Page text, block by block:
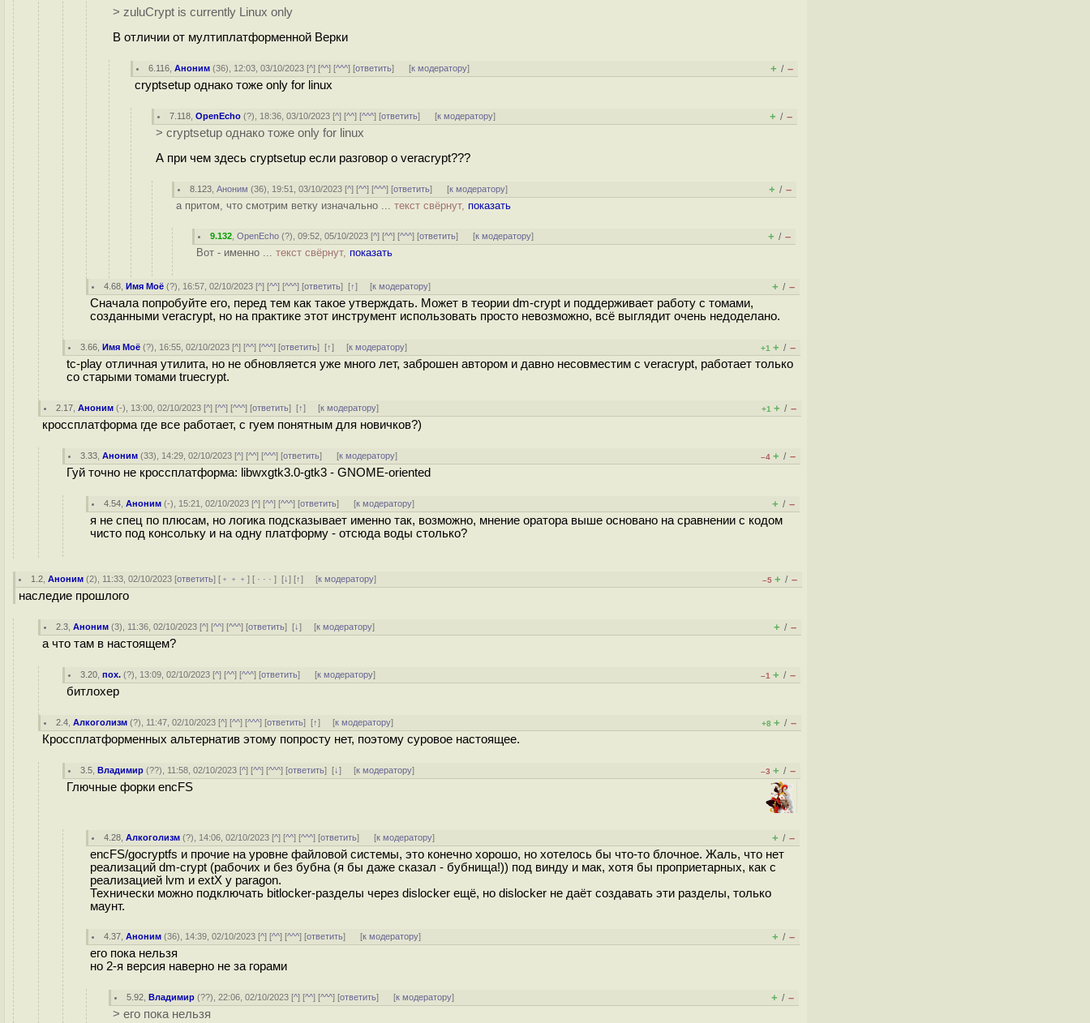
> zuluCrypt is currently Linux only
В отличии от мултиплатформенной Верки
6.116 ,Аноним (36), 12:03, 03/10/2023 [^] [^^] [^^^] [ответить] [к модератору] + / –
cryptsetup однако тоже only for linux
7.118 ,OpenEcho (?), 18:36, 03/10/2023 [^] [^^] [^^^] [ответить] [к модератору] + / –
> cryptsetup однако тоже only for linux
А при чем здесь cryptsetup если разговор о veracrypt???
8.123 ,Аноним (36), 19:51, 03/10/2023 [^] [^^] [^^^] [ответить] [к модератору] + / –
а притом, что смотрим ветку изначально ... текст свёрнут, показать
9.132 ,OpenEcho (?), 09:52, 05/10/2023 [^] [^^] [^^^] [ответить] [к модератору] + / –
Вот - именно ... текст свёрнут, показать
4.68 ,Имя Моё (?), 16:57, 02/10/2023 [^] [^^] [^^^] [ответить][↑] [к модератору] + / –
Сначала попробуйте его, перед тем как такое утверждать. Может в теории dm-crypt и поддерживает работу с томами,
созданными veracrypt, но на практике этот инструмент использовать просто невозможно, всё выглядит очень недоделано.
3.66 ,Имя Моё (?), 16:55, 02/10/2023 [^] [^^] [^^^] [ответить][↑] [к модератору] +1 + / –
tc-play отличная утилита, но не обновляется уже много лет, заброшен автором и давно несовместим с veracrypt, работает только
со старыми томами truecrypt.
2.17 ,Аноним (-), 13:00, 02/10/2023 [^] [^^] [^^^] [ответить][↑] [к модератору] +1 + / –
кроссплатформа где все работает, с гуем понятным для новичков?)
3.33 ,Аноним (33), 14:29, 02/10/2023 [^] [^^] [^^^] [ответить] [к модератору] –4 + / –
Гуй точно не кроссплатформа: libwxgtk3.0-gtk3 - GNOME-oriented
4.54 ,Аноним (-), 15:21, 02/10/2023 [^] [^^] [^^^] [ответить] [к модератору] + / –
я не спец по плюсам, но логика подсказывает именно так, возможно, мнение оратора выше основано на сравнении с кодом
чисто под консольку и на одну платформу - отсюда воды столько?
1.2 ,Аноним (2), 11:33, 02/10/2023 [ответить] [ ﹢﹢﹢] [ · · ·][↓] [↑] [к модератору] –5 + / –
наследие прошлого
2.3 ,Аноним (3), 11:36, 02/10/2023 [^] [^^] [^^^] [ответить][↓] [к модератору] + / –
а что там в настоящем?
3.20 ,пох. (?), 13:09, 02/10/2023 [^] [^^] [^^^] [ответить] [к модератору] –1 + / –
битлохер
2.4 ,Алкоголизм (?), 11:47, 02/10/2023 [^] [^^] [^^^] [ответить][↑] [к модератору] +8 + / –
Кроссплатформенных альтернатив этому попросту нет, поэтому суровое настоящее.
3.5 ,Владимир (??), 11:58, 02/10/2023 [^] [^^] [^^^] [ответить][↓] [к модератору] –3 + / –
Глючные форки encFS
4.28 ,Алкоголизм (?), 14:06, 02/10/2023 [^] [^^] [^^^] [ответить] [к модератору] + / –
encFS/gocryptfs и прочие на уровне файловой системы, это конечно хорошо, но хотелось бы что-то блочное. Жаль, что нет
реализаций dm-crypt (рабочих и без бубна (я бы даже сказал - бубнища!)) под винду и мак, хотя бы проприетарных, как с
реализацией lvm и extX у paragon.
Технически можно подключать bitlocker-разделы через dislocker ещё, но dislocker не даёт создавать эти разделы, только
маунт.
4.37 ,Аноним (36), 14:39, 02/10/2023 [^] [^^] [^^^] [ответить] [к модератору] + / –
его пока нельзя
но 2-я версия наверно не за горами
5.92 ,Владимир (??), 22:06, 02/10/2023 [^] [^^] [^^^] [ответить] [к модератору] + / –
> его пока нельзя